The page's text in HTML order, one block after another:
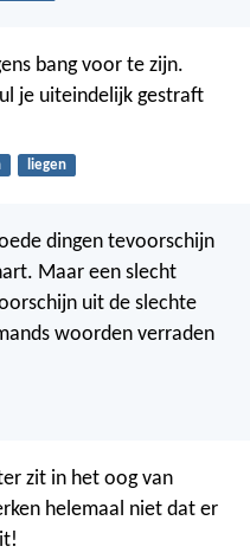
bang voor te zijn.
je uiteindelijk gestraft
liegen
dingen tevoorschijn
Maar een slecht
uit de slechte
woorden verraden
zit in het oog van
helemaal niet dat er